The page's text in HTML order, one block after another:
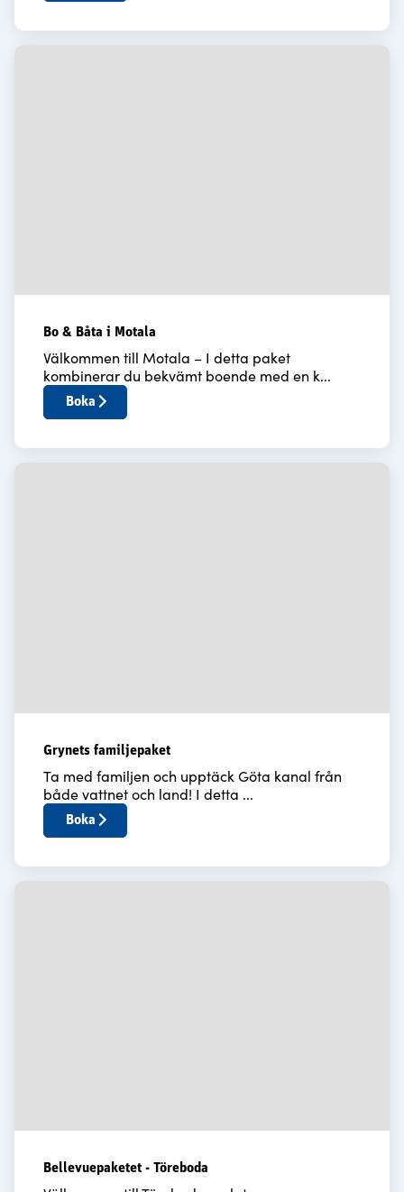
Bo & Båta i Motala
Välkommen till Motala – I detta paket
kombinerar du bekvämt boende med en k...
Boka
Grynets familjepaket
Ta med familjen och upptäck Göta kanal från
både vattnet och land! I detta ...
Boka
Bellevuepaketet - Töreboda